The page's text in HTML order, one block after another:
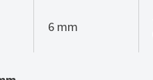
6 mm